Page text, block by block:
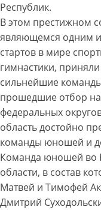
Республик.
В этом престижном
являющемся одним
стартов в мире
гимнастики,
сильнейшие
прошедшие отбор
федеральных
область достойно
команды юношей и
Команда юношей во
области, в состав
Матвей и Тимофей
Дмитрий